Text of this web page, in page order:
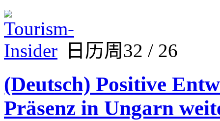
日历周32 / 26
(Deutsch) Positive
Präsenz in Ungarn